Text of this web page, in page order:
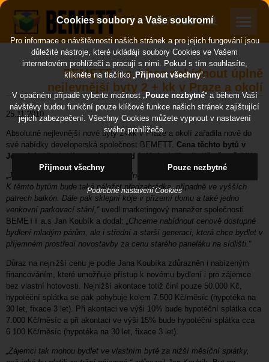
257 289 311
BEMETT a.s. chce nabídnout úplně
nejlevnější byty 2 + kk v Praze a okolí
25.11.2010
Absolutně nejlevnější nové byty 2+kk v Praze a okolí zařadila nově do
své nabídky developerská společnost BEMETT. Cena těchto bytů v
Jesenici u Prahy II se pohybuje od 1,48 do 1,59 mil. Kč včetně DPH.
„Jedná se o úsporné, ale přesto účelné řešení bytů 2+kk na ploše 37 m².
K těmto bytům bude také náležet předzahrádka, případně ve vyšších
patrech balkón. Dále pak sklepní kóje v přízemí domu a také jedno
venkovní parkovací stání,“uvedl marketingový manažer společnosti
BEMETT a.s Jan Koubík a dodal: „Chceme nabídnout cenově dostupné
bydlení mladým párům, ale i střední a starší generaci, která chce bydlet v
příjemném prostředí novostavby za cenu starého paneláku na sídlišti.“
Důraz na nejnižší cenu je podle Jana Koubíka zdůrazněn i nabízeným
financováním, které umožňuje přístup k novému bydlení i pro zájemce
bez vlastní hotovosti. Nejnižší akontace totiž činí pouze 50.000 Kč,
hypotéční splátka se pak pohybuje kolem 7.500 Kč/měsíc (hypotéka na
30 let, fixace 3 let). Při akontaci ve výši 10% bude hypotéční splátka cca
7.000 Kč/měsíc a při akontaci ve výši 15% bude hypotéční splátka cca
6.100 Kč/měsíc (hypotéka na 30 let, fixace 3 let).
„Zájemci tak mohou bydlet ve vlastním bytě za nižší měsíční splátky,
Cookies soubory a Vaše soukromí
Pro informace o návštěvnosti našich stránek a pro jejich fungování jsou
důležité nástroje, které ukládájí soubory Cookies ve Vašem
internetovém prohlížeči a pracují s nimi. Pokud s tím souhlasíte,
klikněte na tlačítko „Přijmout všechny“.
V opačném případě vyberte možnost „Pouze nezbytné“ a během Vaší
návštěvy budou funkční pouze klíčové funkce našich stránek zajištující
jejich zabezpečení. Všechny Cookies můžete vypnout v nastavení
svého prohlížeče.
Přijmout všechny Pouze nezbytné
Podrobné nastavení Cookies